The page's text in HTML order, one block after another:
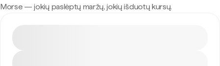
Morse — jokių paslėptų maržų, jokių išduotų kursų.